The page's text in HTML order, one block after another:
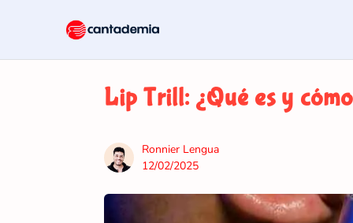
Lip Trill: ¿Qué es y
Ronnier Lengua
12/02/2025